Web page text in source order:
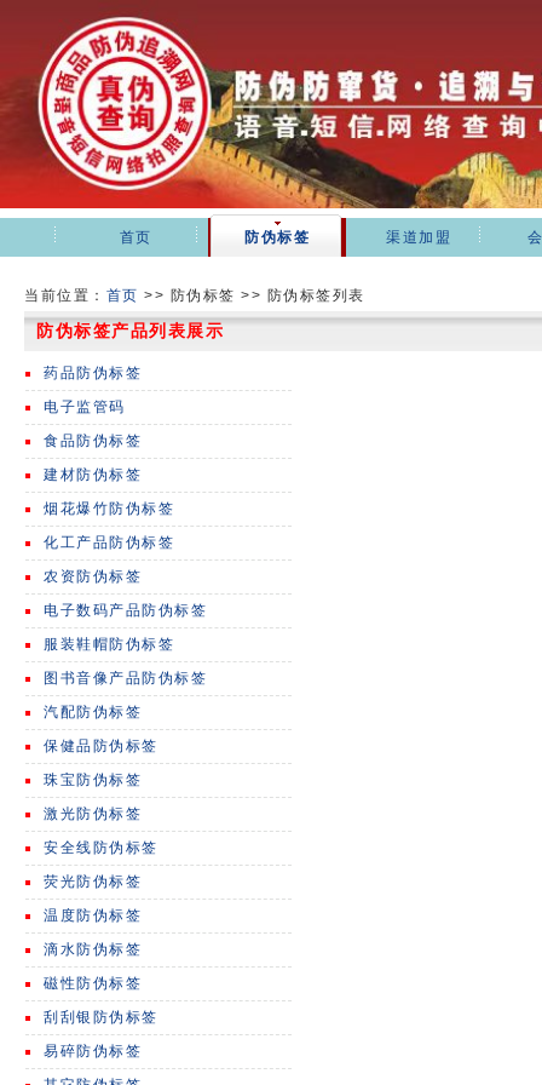
首页 防伪标签 渠道加盟
当前位置： 首页 >> 防伪标签 >> 防伪标签列表
防伪标签产品列表展示
药品防伪标签
电子监管码
食品防伪标签
建材防伪标签
烟花爆竹防伪标签
化工产品防伪标签
农资防伪标签
电子数码产品防伪标签
服装鞋帽防伪标签
图书音像产品防伪标签
汽配防伪标签
保健品防伪标签
珠宝防伪标签
激光防伪标签
安全线防伪标签
荧光防伪标签
温度防伪标签
滴水防伪标签
磁性防伪标签
刮刮银防伪标签
易碎防伪标签